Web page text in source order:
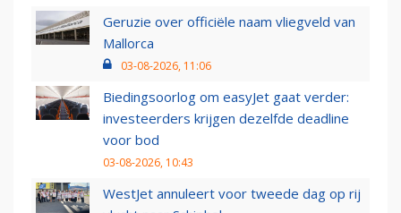
Geruzie over officiële naam vliegveld van
Mallorca
03-08-2026, 11:06
Biedingsoorlog om easyJet gaat verder:
investeerders krijgen dezelfde deadline
voor bod
03-08-2026, 10:43
WestJet annuleert voor tweede dag op rij